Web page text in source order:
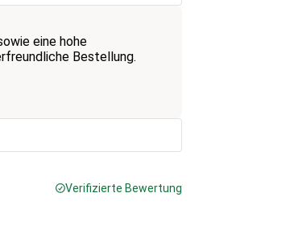
eine hohe
Bestellung.
Verifizierte Bewertung